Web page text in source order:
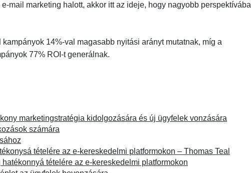
mail marketing halott, akkor itt az ideje, hogy nagyobb perspektívába
14%-val magasabb nyitási arányt mutatnak, míg a
77% ROI-t generálnak.
marketingstratégia kidolgozására és új ügyfelek vonzására
számára
tételére az e-kereskedelmi platformokon – Thomas Teal
tételére az e-kereskedelmi platformokon